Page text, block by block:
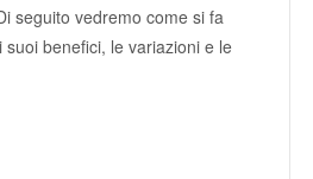
seguito vedremo come si fa
benefici, le variazioni e le